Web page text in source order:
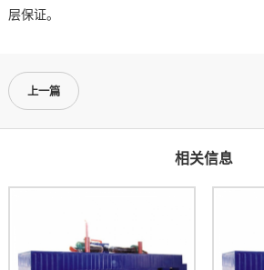
层保证。
上一篇
相关信息